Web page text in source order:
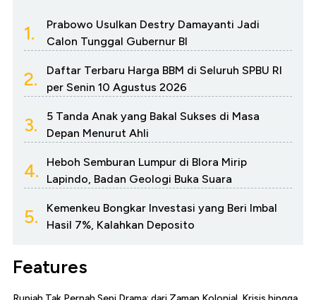
1.
Prabowo Usulkan Destry Damayanti Jadi
Calon Tunggal Gubernur BI
2.
Daftar Terbaru Harga BBM di Seluruh SPBU RI
per Senin 10 Agustus 2026
3.
5 Tanda Anak yang Bakal Sukses di Masa
Depan Menurut Ahli
4.
Heboh Semburan Lumpur di Blora Mirip
Lapindo, Badan Geologi Buka Suara
5.
Kemenkeu Bongkar Investasi yang Beri Imbal
Hasil 7%, Kalahkan Deposito
Features